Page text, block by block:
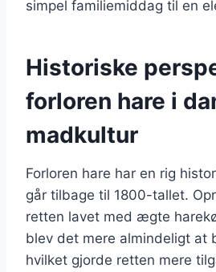
simpel familiemiddag til en
Historiske
forloren hare i
madkultur
Forloren hare har en rig
går tilbage til 1800-tallet.
retten lavet med ægte
blev det mere almindeligt at
hvilket gjorde retten mere